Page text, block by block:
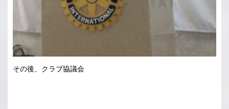
その後、クラブ協議会